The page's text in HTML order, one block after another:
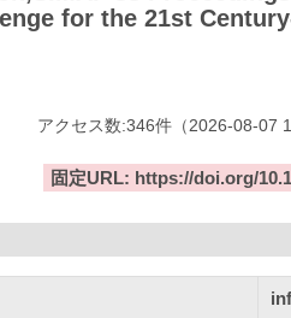
for the 21st
アクセス数:346件 （2026-08-07
固定URL: https://doi.org/